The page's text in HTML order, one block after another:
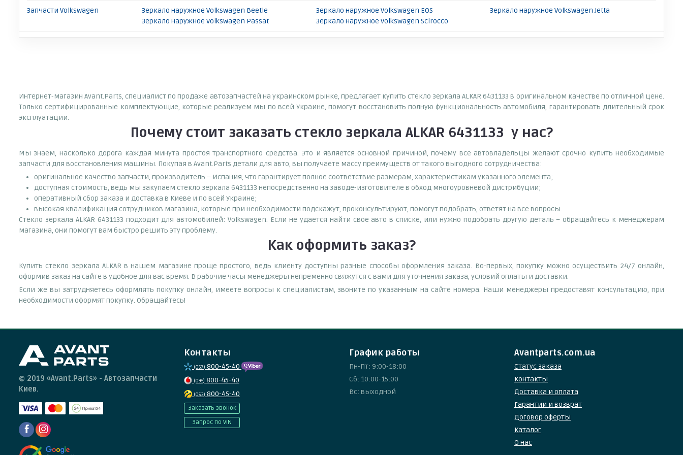
Запчасти Volkswagen Зеркало наружное Volkswagen Beetle Зеркало наружное Volkswagen EOS
Зеркало наружное Volkswagen Jetta
Зеркало наружное Volkswagen Passat
Зеркало наружное Volkswagen Scirocco
Интернет-магазин Avant.Parts, специалист по продаже автозапчастей на украинском рынке, предлагает купить стекло зеркала ALKAR 6431133 в оригинальном качестве по отличной цене.
Только сертифицированные комплектующие, которые реализуем мы по всей Украине, помогут восстановить полную функциональность автомобиля, гарантировать длительный срок
эксплуатации.
Почему стоит заказать стекло зеркала ALKAR 6431133 у нас?
Мы знаем, насколько дорога каждая минута простоя транспортного средства. Это и является основной причиной, почему все автовладельцы желают срочно купить необходимые
запчасти для восстановления машины. Покупая в Avant.Parts детали для авто, вы получаете массу преимуществ от такого выгодного сотрудничества:
оригинальное качество запчасти, производитель – Испания, что гарантирует полное соответствие размерам, характеристикам указанного элемента;
доступная стоимость, ведь мы закупаем стекло зеркала 6431133 непосредственно на заводе-изготовителе в обход многоуровневой дистрибуции;
оперативный сбор заказа и доставка в Киеве и по всей Украине;
высокая квалификация сотрудников магазина, которые при необходимости подскажут, проконсультируют, помогут подобрать, ответят на все вопросы.
Стекло зеркала ALKAR 6431133 подходит для автомобилей: Volkswagen. Если не удается найти свое авто в списке, или нужно подобрать другую деталь – обращайтесь к менеджерам
магазина, они помогут вам быстро решить эту проблему.
Как оформить заказ?
Купить стекло зеркала ALKAR в нашем магазине проще простого, ведь клиенту доступны разные способы оформления заказа. Во-первых, покупку можно осуществить 24/7 онлайн,
оформив заказ на сайте в удобное для вас время. В рабочие часы менеджеры непременно свяжутся с вами для уточнения заказа, условий оплаты и доставки.
Если же вы затрудняетесь оформлять покупку онлайн, имеете вопросы к специалистам, звоните по указанным на сайте номера. Наши менеджеры предоставят консультацию, при
необходимости оформят покупку. Обращайтесь!
© 2019 «Avant.Parts» - Автозапчасти
Киев.
Контакты
(067) 800-45-40
(095) 800-45-40
(063) 800-45-40
Заказать звонок
Запрос по VIN
График работы
Пн-Пт: 9:00-18:00
Сб: 10:00-15:00
Вс: выходной
Avantparts.com.ua
Статус заказа
Контакты
Доставка и оплата
Гарантии и возврат
Договор оферты
Каталог
О нас